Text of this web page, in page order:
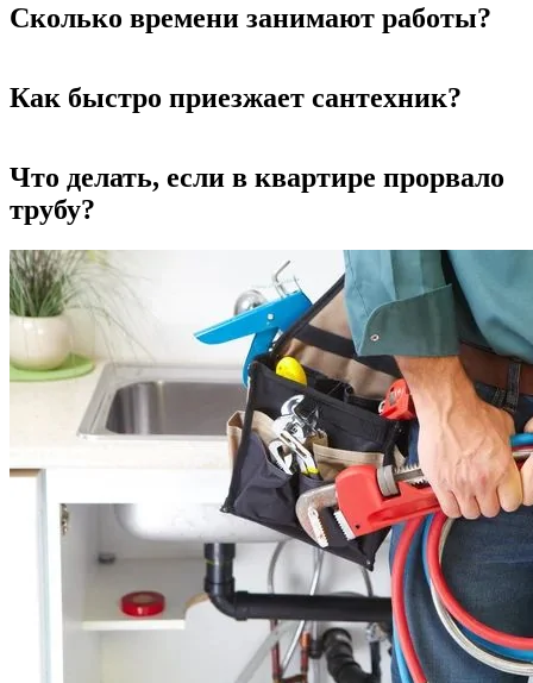
Сколько времени занимают работы?
Как быстро приезжает сантехник?
Что делать, если в квартире прорвало
трубу?